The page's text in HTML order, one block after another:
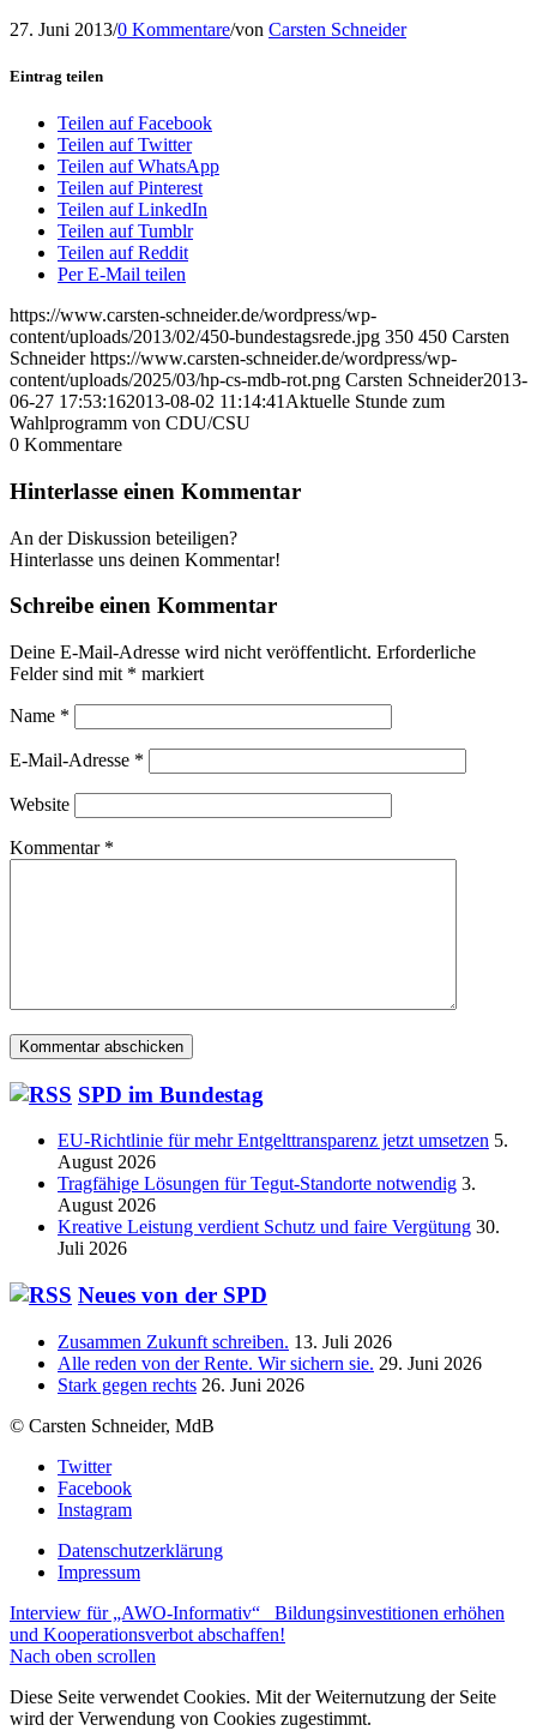
27. Juni 2013/0 Kommentare/von Carsten Schneider
Eintrag teilen
Teilen auf Facebook
Teilen auf Twitter
Teilen auf WhatsApp
Teilen auf Pinterest
Teilen auf LinkedIn
Teilen auf Tumblr
Teilen auf Reddit
Per E-Mail teilen
https://www.carsten-schneider.de/wordpress/wp-
content/uploads/2013/02/450-bundestagsrede.jpg 350 450 Carsten
Schneider https://www.carsten-schneider.de/wordpress/wp-
content/uploads/2025/03/hp-cs-mdb-rot.png Carsten Schneider2013-
06-27 17:53:162013-08-02 11:14:41 Aktuelle Stunde zum
Wahlprogramm von CDU/CSU
0 Kommentare
Hinterlasse einen Kommentar
An der Diskussion beteiligen?
Hinterlasse uns deinen Kommentar!
Schreibe einen Kommentar
Deine E-Mail-Adresse wird nicht veröffentlicht. Erforderliche
Felder sind mit * markiert
Name *
E-Mail-Adresse *
Website
Kommentar *
SPD im Bundestag
EU-Richtlinie für mehr Entgelttransparenz jetzt umsetzen 5.
August 2026
Tragfähige Lösungen für Tegut-Standorte notwendig 3.
August 2026
Kreative Leistung verdient Schutz und faire Vergütung 30.
Juli 2026
Neues von der SPD
Zusammen Zukunft schreiben. 13. Juli 2026
Alle reden von der Rente. Wir sichern sie. 29. Juni 2026
Stark gegen rechts 26. Juni 2026
© Carsten Schneider, MdB
Twitter
Facebook
Instagram
Datenschutzerklärung
Impressum
Interview für „AWO-Informativ“
Bildungsinvestitionen erhöhen
und Kooperationsverbot abschaffen!
Nach oben scrollen
Diese Seite verwendet Cookies. Mit der Weiternutzung der Seite
wird der Verwendung von Cookies zugestimmt.